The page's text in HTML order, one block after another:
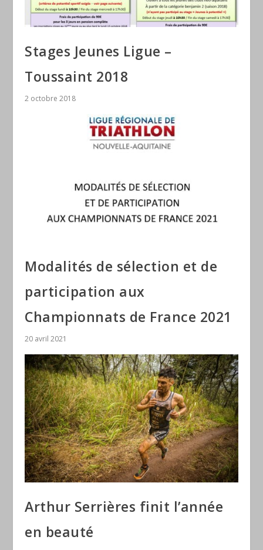
Stages Jeunes Ligue –
Toussaint 2018
2 octobre 2018
Modalités de sélection et de
participation aux
Championnats de France 2021
20 avril 2021
Arthur Serrières finit l’année
en beauté